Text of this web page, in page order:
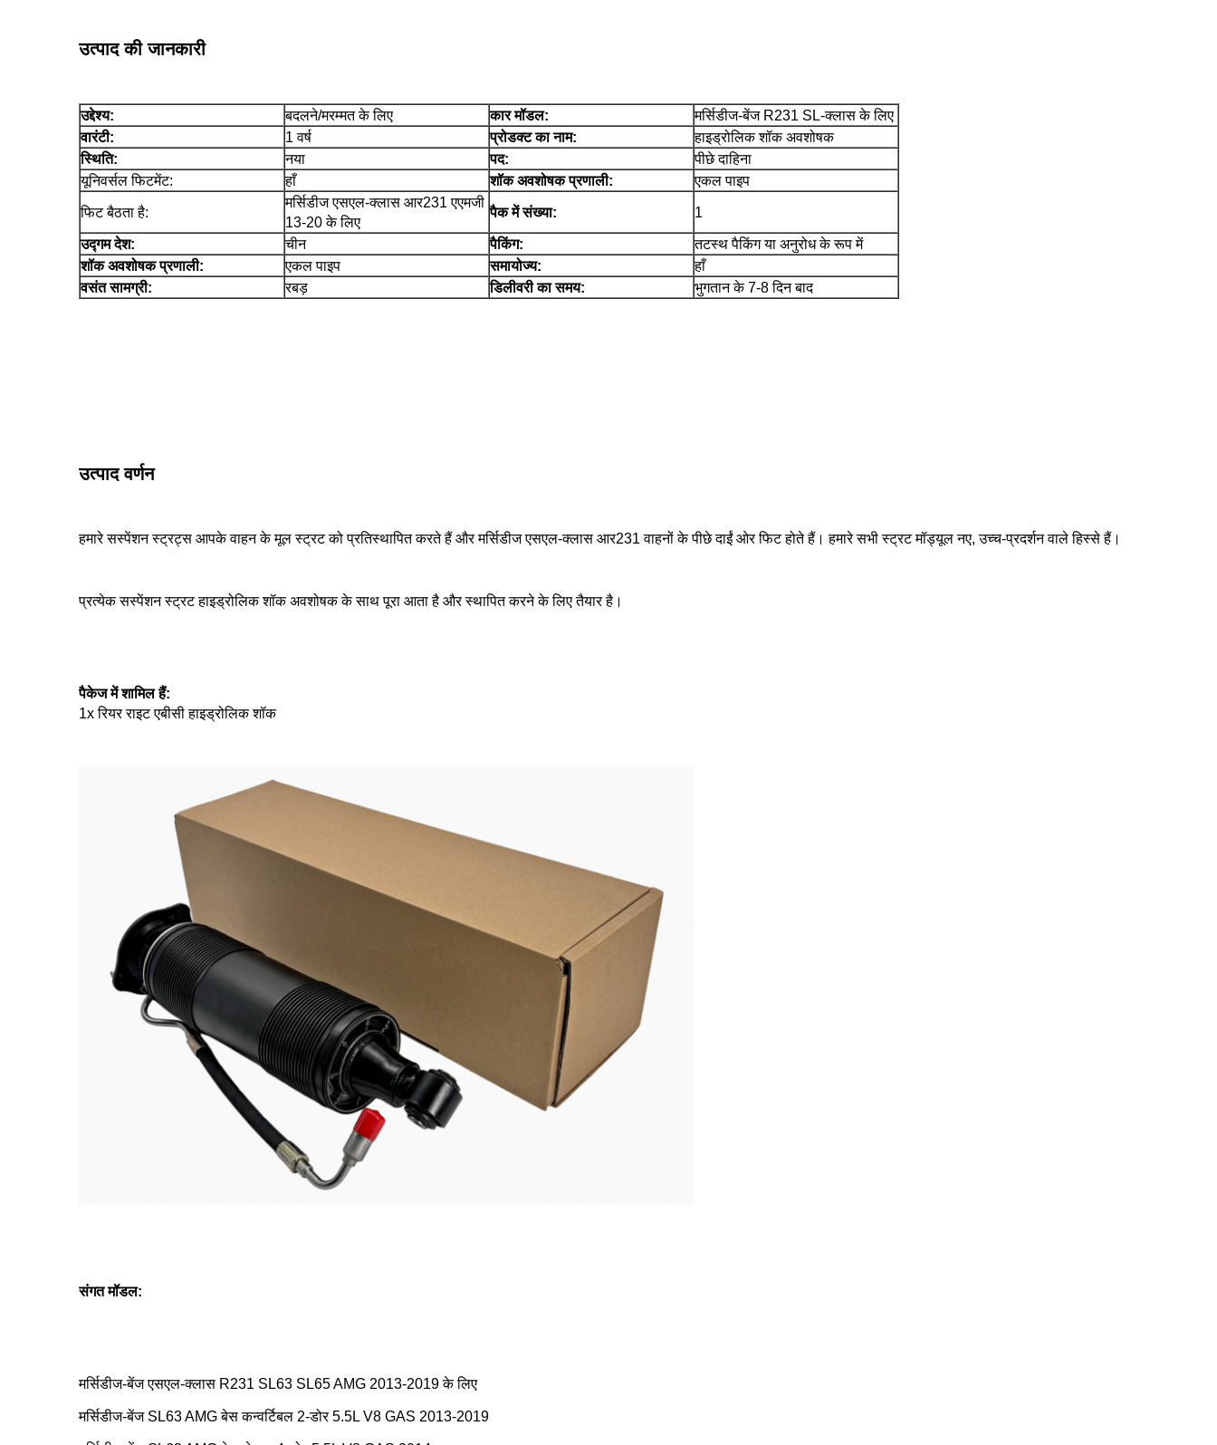
उत्पाद की जानकारी
उद्देश्य: बदलने/मरम्मत के लिए कार मॉडल:
मर्सिडीज-बेंज R231 SL-क्लास के लिए
वारंटी:
1 वर्ष प्रोडक्ट का नाम:
हाइड्रोलिक शॉक अवशोषक
स्थिति:
नया पद:
पीछे दाहिना
यूनिवर्सल फिटमेंट:
हाँ शॉक अवशोषक प्रणाली: एकल पाइप
फिट बैठता है:
मर्सिडीज एसएल-क्लास आर231 एएमजी
13-20 के लिए
पैक में संख्या: 1
उद्गम देश: चीन पैकिंग:
तटस्थ पैकिंग या अनुरोध के रूप में
शॉक अवशोषक प्रणाली:
एकल पाइप समायोज्य:
हाँ
वसंत सामग्री:
रबड़ डिलीवरी का समय: भुगतान के 7-8 दिन बाद
उत्पाद वर्णन
हमारे सस्पेंशन स्ट्रट्स आपके वाहन के मूल स्ट्रट को प्रतिस्थापित करते हैं और मर्सिडीज एसएल-क्लास आर231 वाहनों के पीछे दाईं ओर फिट होते हैं। हमारे सभी स्ट्रट मॉड्यूल नए, उच्च-प्रदर्शन वाले हिस्से हैं।
प्रत्येक सस्पेंशन स्ट्रट हाइड्रोलिक शॉक अवशोषक के साथ पूरा आता है और स्थापित करने के लिए तैयार है।
पैकेज में शामिल हैं:
1x रियर राइट एबीसी हाइड्रोलिक शॉक
संगत मॉडल:
मर्सिडीज-बेंज एसएल-क्लास R231 SL63 SL65 AMG 2013-2019 के लिए
मर्सिडीज-बेंज SL63 AMG बेस कन्वर्टिबल 2-डोर 5.5L V8 GAS 2013-2019